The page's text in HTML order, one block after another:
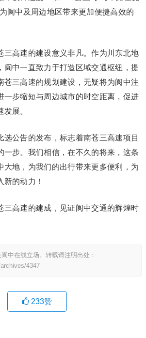
阆中及周边地区带来更加便捷高效的
三高速的建设意义非凡。作为川东北地
阆中一直致力于打造区域交通枢纽，提
苍三高速的规划建设，无疑将为阆中注
一步缩短与周边城市的时空距离，促进
展。
选公告的发布，标志着南苍三高速项目
一步。我们相信，在不久的将来，这条
大地，为我们的出行带来更多便利，为
新的动力！
三高速的建成，见证阆中交通的辉煌时
中在线立场。转载请注明出处：
4347
233赞